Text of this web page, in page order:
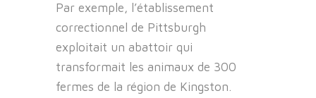
Par exemple, l’établissement
correctionnel de Pittsburgh
exploitait un abattoir qui
transformait les animaux de 300
fermes de la région de Kingston.